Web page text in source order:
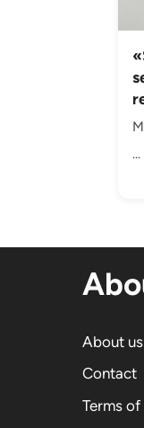
...
About us
Contact
Terms of